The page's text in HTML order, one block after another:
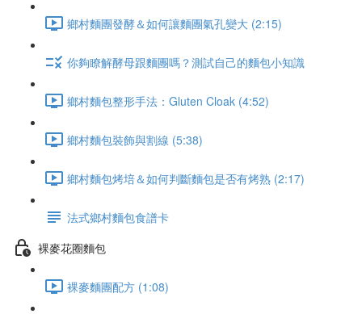
鄉村麵團發酵＆如何讓麵團氣孔變大 (2:15)
你夠瞭解酵母跟麵團嗎？測試自己的麵包小知識
鄉村麵包整形手法：Gluten Cloak (4:52)
鄉村麵包裝飾與割線 (5:38)
鄉村麵包烤培＆如何判斷麵包是否有烤熟 (2:17)
法式鄉村麵包食譜卡
裸麥花圈麵包
裸麥麵團配方 (1:08)